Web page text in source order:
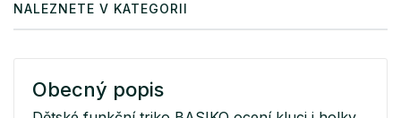
NALEZNETE V KATEGORII
Obecný popis